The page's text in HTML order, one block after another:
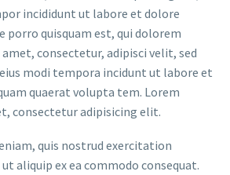
incididunt ut labore et dolore
porro quisquam est, qui dolorem
consectetur, adipisci velit, sed
modi tempora incidunt ut labore et
quaerat volupta tem. Lorem
consectetur adipisicing elit.
quis nostrud exercitation
aliquip ex ea commodo consequat.